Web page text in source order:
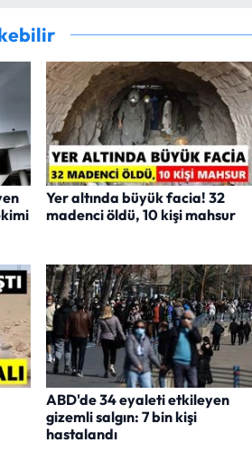
Yer altında büyük facia! 32
madenci öldü, 10 kişi mahsur
ABD'de 34 eyaleti etkileyen
gizemli salgın: 7 bin kişi
hastalandı